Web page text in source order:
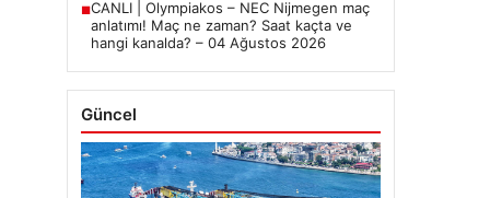
■CANLI | Olympiakos – NEC Nijmegen maç
anlatımı! Maç ne zaman? Saat kaçta ve
hangi kanalda? – 04 Ağustos 2026
Güncel